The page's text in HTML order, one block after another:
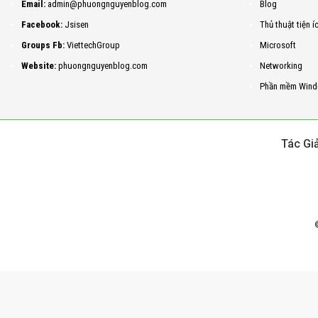
Email: admin@phuongnguyenblog.com
Facebook: Jsisen
Groups Fb: ViettechGroup
Website: phuongnguyenblog.com
Blog
Thủ thuật tiện
Microsoft
Networking
Phần mềm
Tác